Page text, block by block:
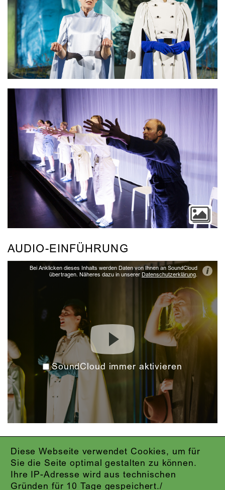
Diese Webseite verwendet Cookies, um für
Sie die Seite optimal gestalten zu können.
Ihre IP-Adresse wird aus technischen
Gründen für 10 Tage gespeichert./
Play
Video
AUDIO-EINFÜHRUNG
Bei Anklicken dieses Inhalts werden Daten von Ihnen an SoundCloud
übertragen. Näheres dazu in unserer Datenschutzerklärung. i
SoundCloud immer aktivieren
IMPRESSUM
DATENSCHUTZ
AGB